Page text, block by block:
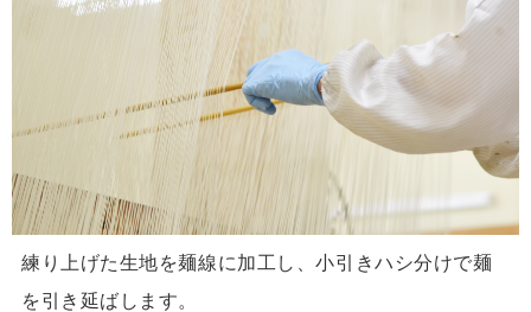
練り上げた生地を麺線に加工し、小引きハシ分けで麺
を引き延ばします。